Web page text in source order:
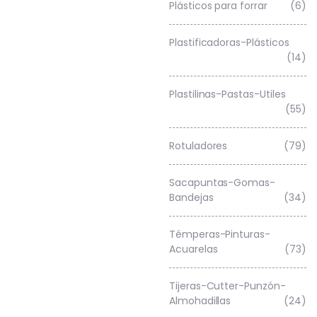
Plásticos para forrar (6)
Plastificadoras-Plásticos
(14)
Plastilinas-Pastas-Utiles
(55)
Rotuladores (79)
Sacapuntas-Gomas-
Bandejas
(34)
Témperas-Pinturas-
Acuarelas
(73)
Tijeras-Cutter-Punzón-
Almohadillas
(24)